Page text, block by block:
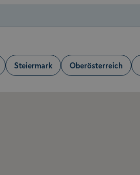
Steiermark Oberösterreich